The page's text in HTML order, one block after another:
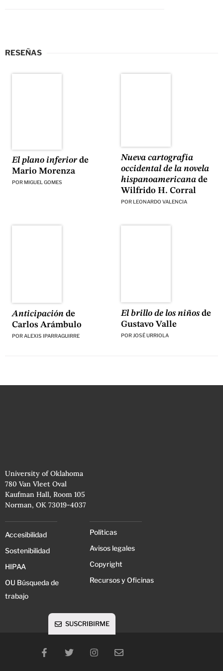
RESEÑAS
El plano inferiorde
Mario Morenza
POR MIGUEL GOMES
Nueva cartografía
occidental de la novela
hispanoamericanade
Wilfrido H. Corral
POR LEONARDO VALENCIA
Anticipaciónde
Carlos Arámbulo
PORALEXIS IPARRAGUIRRE
El brillo de los niñosde
Gustavo Valle
POR JOSÉ URRIOLA
University of Oklahoma
780 Van Vleet Oval
Kaufman Hall, Room 105
Norman, OK 73019-4037
Accesibilidad
Sostenibilidad
HIPAA
OU Búsqueda de
trabajo
Políticas
Avisos legales
Copyright
Recursos y Oficinas
SUSCRIBIRME